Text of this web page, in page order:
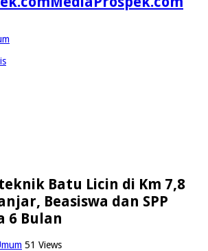
Batu Licin di Km 7,8
Beasiswa dan SPP
6 Bulan
51 Views